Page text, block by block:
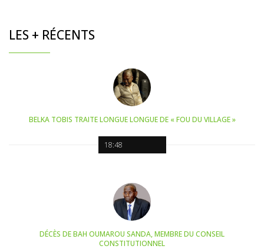
LES + RÉCENTS
18:48
BELKA TOBIS TRAITE LONGUE LONGUE DE « FOU DU VILLAGE »
DÉCÈS DE BAH OUMAROU SANDA, MEMBRE DU CONSEIL
CONSTITUTIONNEL